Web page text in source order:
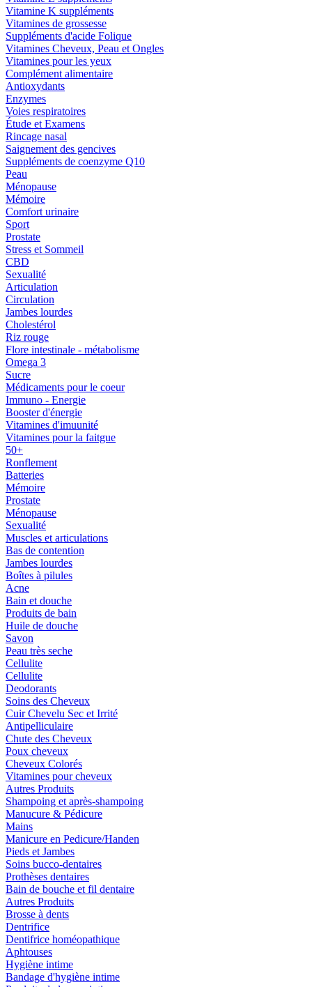
Vitamine K suppléments
Vitamines de grossesse
Suppléments d'acide Folique
Vitamines Cheveux, Peau et Ongles
Vitamines pour les yeux
Complément alimentaire
Antioxydants
Enzymes
Voies respiratoires
Étude et Examens
Rincage nasal
Saignement des gencives
Suppléments de coenzyme Q10
Peau
Ménopause
Mémoire
Comfort urinaire
Sport
Prostate
Stress et Sommeil
CBD
Sexualité
Articulation
Circulation
Jambes lourdes
Cholestérol
Riz rouge
Flore intestinale - métabolisme
Omega 3
Sucre
Médicaments pour le coeur
Immuno - Energie
Booster d'énergie
Vitamines d'imuunité
Vitamines pour la faitgue
50+
Ronflement
Batteries
Mémoire
Prostate
Ménopause
Sexualité
Muscles et articulations
Bas de contention
Jambes lourdes
Boîtes à pilules
Acne
Bain et douche
Produits de bain
Huile de douche
Savon
Peau très seche
Cellulite
Cellulite
Deodorants
Soins des Cheveux
Cuir Chevelu Sec et Irrité
Antipelliculaire
Chute des Cheveux
Poux cheveux
Cheveux Colorés
Vitamines pour cheveux
Autres Produits
Shampoing et après-shampoing
Manucure & Pédicure
Mains
Manicure en Pedicure/Handen
Pieds et Jambes
Soins bucco-dentaires
Prothèses dentaires
Bain de bouche et fil dentaire
Autres Produits
Brosse à dents
Dentrifice
Dentifrice homéopathique
Aphtouses
Hygiène intime
Bandage d'hygiène intime